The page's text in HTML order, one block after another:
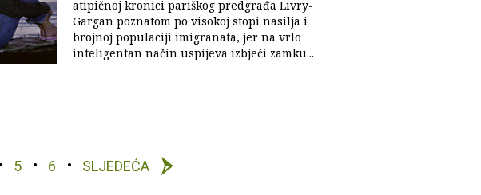
atipičnoj kronici pariškog predgrađa Livry-
Gargan poznatom po visokoj stopi nasilja i
brojnoj populaciji imigranata, jer na vrlo
inteligentan način uspijeva izbjeći zamku...
5 6 SLJEDEĆA